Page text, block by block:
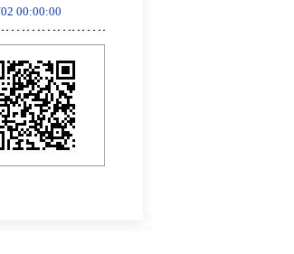
00:00:00